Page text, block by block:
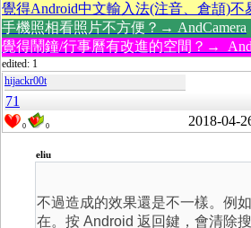
覺得Android中文輸入法(注音、倉頡)
手機照相看照片不方便？→ AndCamera
覺得鬧鐘/行事曆有改進的空間？→
edited: 1
hijackr00t
71
0 0 2018-04-
eliu
不過造成的效果還是不一樣。例
在。按 Android 返回鍵，會清除